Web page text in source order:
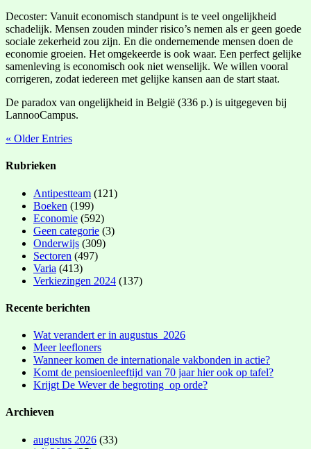
Decoster: Vanuit economisch standpunt is te veel ongelijkheid
schadelijk. Mensen zouden minder risico’s nemen als er geen goede
sociale zekerheid zou zijn. En die ondernemende mensen doen de
economie groeien. Het omgekeerde is ook waar. Een perfect gelijke
samenleving is economisch ook niet wenselijk. We willen vooral
corrigeren, zodat iedereen met gelijke kansen aan de start staat.
De paradox van ongelijkheid in België (336 p.) is uitgegeven bij
LannooCampus.
« Older Entries
Rubrieken
Antipestteam (121)
Boeken (199)
Economie (592)
Geen categorie (3)
Onderwijs (309)
Sectoren (497)
Varia (413)
Verkiezingen 2024 (137)
Recente berichten
Wat verandert er in augustus 2026
Meer leefloners
Wanneer komen de internationale vakbonden in actie?
Komt de pensioenleeftijd van 70 jaar hier ook op tafel?
Krijgt De Wever de begroting op orde?
Archieven
augustus 2026 (33)